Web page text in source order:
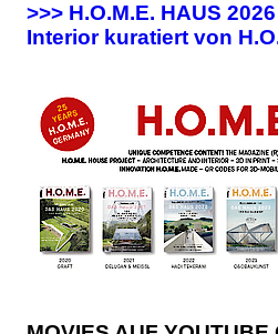
>>> H.O.M.E. HAUS
Interior kuratiert von